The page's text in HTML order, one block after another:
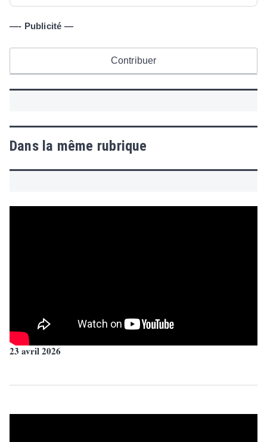
—- Publicité —
Contribuer
Dans la même rubrique
23 avril 2026